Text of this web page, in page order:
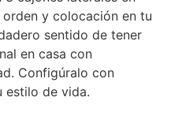
y colocación en tu
sentido de tener
en casa con
Configúralo con
estilo de vida.